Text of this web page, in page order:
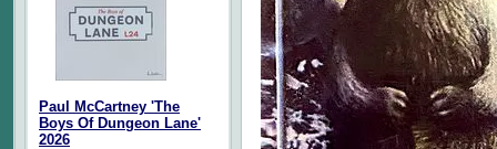
Paul McCartney 'The
Boys Of Dungeon Lane'
2026